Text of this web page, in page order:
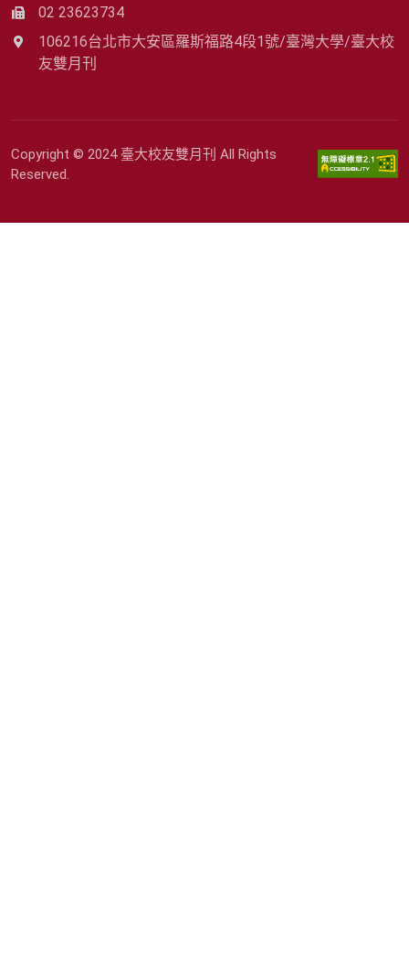
02 23623734
106216台北市大安區羅斯福路4段1號/臺灣大學/臺大校
友雙月刊
Copyright © 2024 臺大校友雙月刊 All Rights
Reserved.